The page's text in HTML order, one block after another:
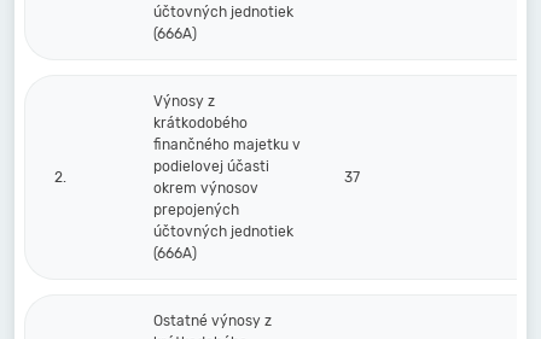
účtovných jednotiek
(666A)
2.
Výnosy z
krátkodobého
finančného majetku v
podielovej účasti
okrem výnosov
prepojených
účtovných jednotiek
(666A)
37
Ostatné výnosy z